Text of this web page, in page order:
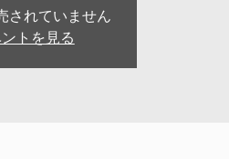
されていません
トを見る